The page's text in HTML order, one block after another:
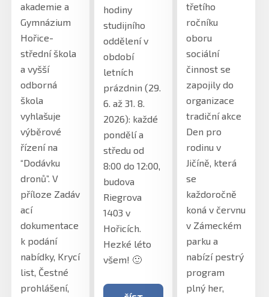
akademie a
Gymnázium
Hořice-
střední škola
a vyšší
odborná
škola
vyhlašuje
výběrové
řízení na
“Dodávku
dronů”. V
příloze Zadáv
ací
dokumentace
k podání
nabídky, Krycí
list, Čestné
prohlášení,
hodiny
studijního
oddělení v
období
letních
prázdnin (29.
6. až 31. 8.
2026): každé
pondělí a
středu od
8:00 do 12:00,
budova
Riegrova
1403 v
Hořicích.
Hezké léto
všem! 🙂
třetího
ročníku
oboru
sociální
činnost se
zapojily do
organizace
tradiční akce
Den pro
rodinu v
Jičíně, která
se
každoročně
koná v červnu
v Zámeckém
parku a
nabízí pestrý
program
plný her,